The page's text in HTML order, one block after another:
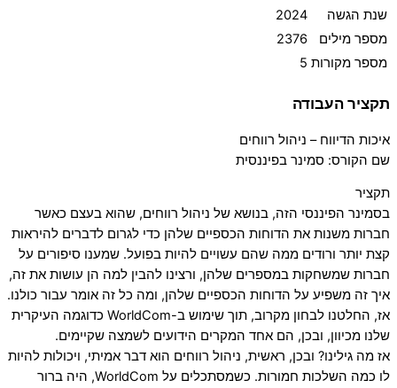
שנת הגשה
2024
מספר מילים
2376
מספר מקורות 5
תקציר העבודה
איכות הדיווח – ניהול רווחים
שם הקורס: סמינר בפיננסית
תקציר
בסמינר הפיננסי הזה, בנושא של ניהול רווחים, שהוא בעצם כאשר
חברות משנות את הדוחות הכספיים שלהן כדי לגרום לדברים להיראות
קצת יותר ורודים ממה שהם עשויים להיות בפועל. שמענו סיפורים על
חברות שמשחקות במספרים שלהן, ורצינו להבין למה הן עושות את זה,
איך זה משפיע על הדוחות הכספיים שלהן, ומה כל זה אומר עבור כולנו.
אז, החלטנו לבחון מקרוב, תוך שימוש ב-WorldCom כדוגמה העיקרית
שלנו מכיוון, ובכן, הם אחד המקרים הידועים לשמצה שקיימים.
אז מה גילינו? ובכן, ראשית, ניהול רווחים הוא דבר אמיתי, ויכולות להיות
לו כמה השלכות חמורות. כשמסתכלים על WorldCom, היה ברור